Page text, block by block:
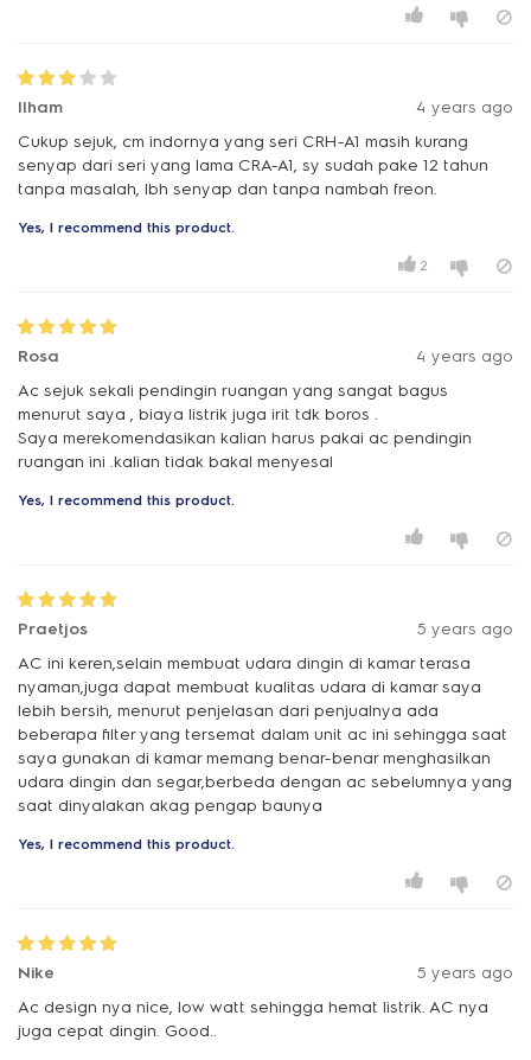
Ilham
4 years ago
Cukup sejuk, cm indornya yang seri CRH-A1 masih kurang
senyap dari seri yang lama CRA-A1, sy sudah pake 12 tahun
tanpa masalah, lbh senyap dan tanpa nambah freon.
Yes, I recommend this product.
2
Rosa
4 years ago
Ac sejuk sekali pendingin ruangan yang sangat bagus
menurut saya , biaya listrik juga irit tdk boros .
Saya merekomendasikan kalian harus pakai ac pendingin
ruangan ini .kalian tidak bakal menyesal
Yes, I recommend this product.
Praetjos
5 years ago
AC ini keren,selain membuat udara dingin di kamar terasa
nyaman,juga dapat membuat kualitas udara di kamar saya
lebih bersih, menurut penjelasan dari penjualnya ada
beberapa filter yang tersemat dalam unit ac ini sehingga saat
saya gunakan di kamar memang benar-benar menghasilkan
udara dingin dan segar,berbeda dengan ac sebelumnya yang
saat dinyalakan akag pengap baunya
Yes, I recommend this product.
Nike
5 years ago
Ac design nya nice, low watt sehingga hemat listrik. AC nya
juga cepat dingin. Good..